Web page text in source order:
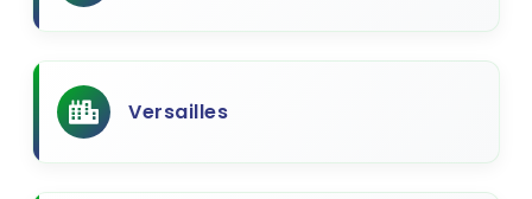
Versailles